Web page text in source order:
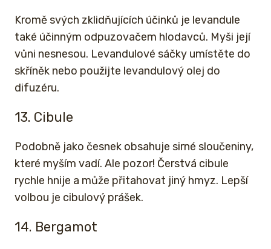
Kromě svých zklidňujících účinků je levandule
také účinným odpuzovačem hlodavců. Myši její
vůni nesnesou. Levandulové sáčky umístěte do
skříněk nebo použijte levandulový olej do
difuzéru.
13. Cibule
Podobně jako česnek obsahuje sirné sloučeniny,
které myším vadí. Ale pozor! Čerstvá cibule
rychle hnije a může přitahovat jiný hmyz. Lepší
volbou je cibulový prášek.
14. Bergamot